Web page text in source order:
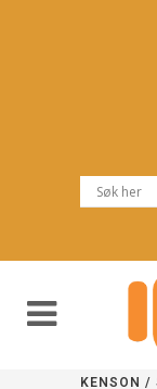
KENSON /